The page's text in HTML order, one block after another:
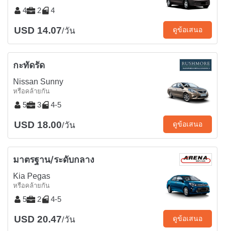
4 2 4
USD 14.07/วัน ดูข้อเสนอ
กะทัดรัด
Nissan Sunny
หรือคล้ายกัน
5 3 4-5
USD 18.00/วัน ดูข้อเสนอ
มาตรฐาน/ระดับกลาง
Kia Pegas
หรือคล้ายกัน
5 2 4-5
USD 20.47/วัน ดูข้อเสนอ